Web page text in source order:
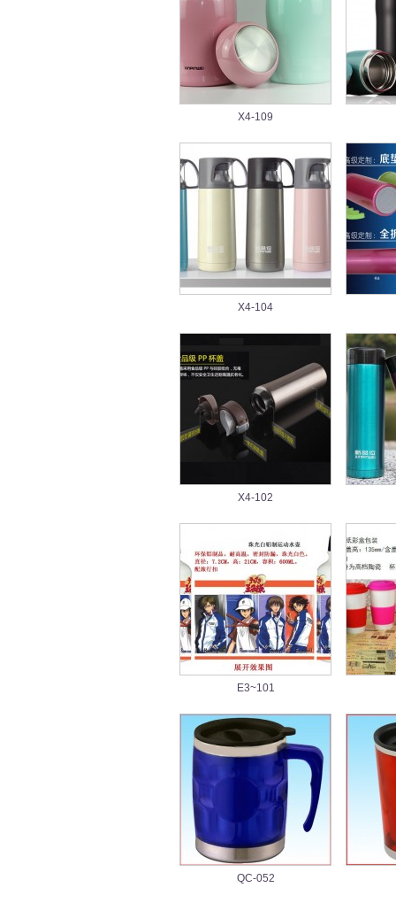
X4-109
X4-104
X4-102
E3~101
QC-052